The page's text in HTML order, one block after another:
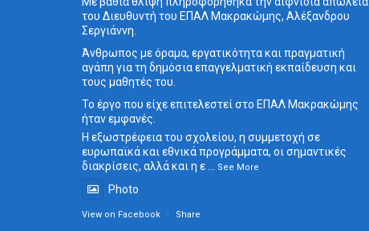
του Διευθυντή του ΕΠΑΛ Μακρακώμης, Αλέξανδρου
Σεργιάννη.
Άνθρωπος με όραμα, εργατικότητα και πραγματική
αγάπη για τη δημόσια επαγγελματική εκπαίδευση και
τους μαθητές του.
Το έργο που είχε επιτελεστεί στο ΕΠΑΛ Μακρακώμης
ήταν εμφανές.
Η εξωστρέφεια του σχολείου, η συμμετοχή σε
ευρωπαϊκά και εθνικά προγράμματα, οι σημαντικές
διακρίσεις, αλλά και η ε
See More
Photo
View on Facebook · Share